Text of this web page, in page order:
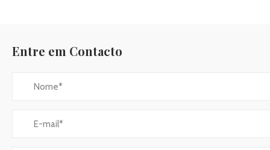
Entre em Contacto